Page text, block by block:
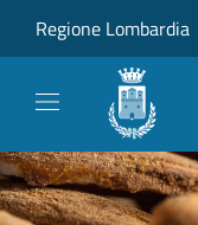
Regione Lombardia